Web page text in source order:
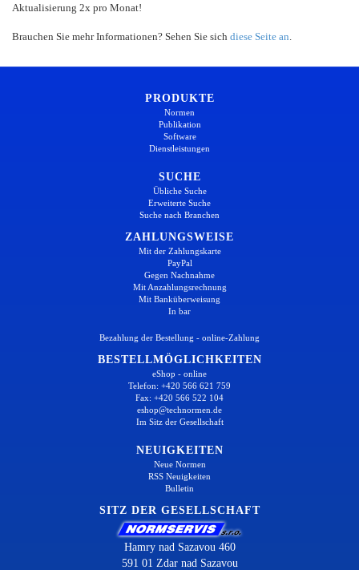
Aktualisierung 2x pro Monat!
Brauchen Sie mehr Informationen? Sehen Sie sich diese Seite an
PRODUKTE
Normen
Publikation
Software
Dienstleistungen
SUCHE
Übliche Suche
Erweiterte Suche
Suche nach Branchen
ZAHLUNGSWEISE
Mit der Zahlungskarte
PayPal
Gegen Nachnahme
Mit Anzahlungsrechnung
Mit Banküberweisung
In bar
Bezahlung der Bestellung - online-Zahlung
BESTELLMÖGLICHKEITEN
eShop - online
Telefon: +420 566 621 759
Fax: +420 566 522 104
eshop@technormen.de
Im Sitz der Gesellschaft
NEUIGKEITEN
Neue Normen
RSS Neuigkeiten
Bulletin
SITZ DER GESELLSCHAFT
Hamry nad Sazavou 460
591 01 Zdar nad Sazavou